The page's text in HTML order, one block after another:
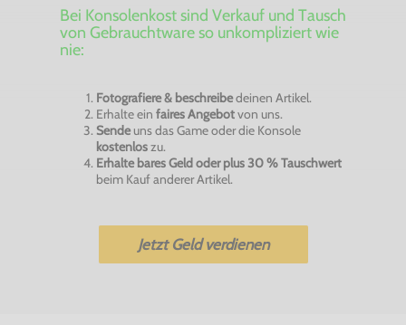
Bei Konsolenkost sind Verkauf und Tausch
von Gebrauchtware so unkompliziert wie
nie:
Fotografiere & beschreibedeinen Artikel.
Erhalte ein faires Angebotvon uns.
Sendeuns das Game oder die Konsole
kostenloszu.
Erhalte bares Geld oder plus 30 % Tauschwert
beim Kauf anderer Artikel.
Jetzt Geld verdienen